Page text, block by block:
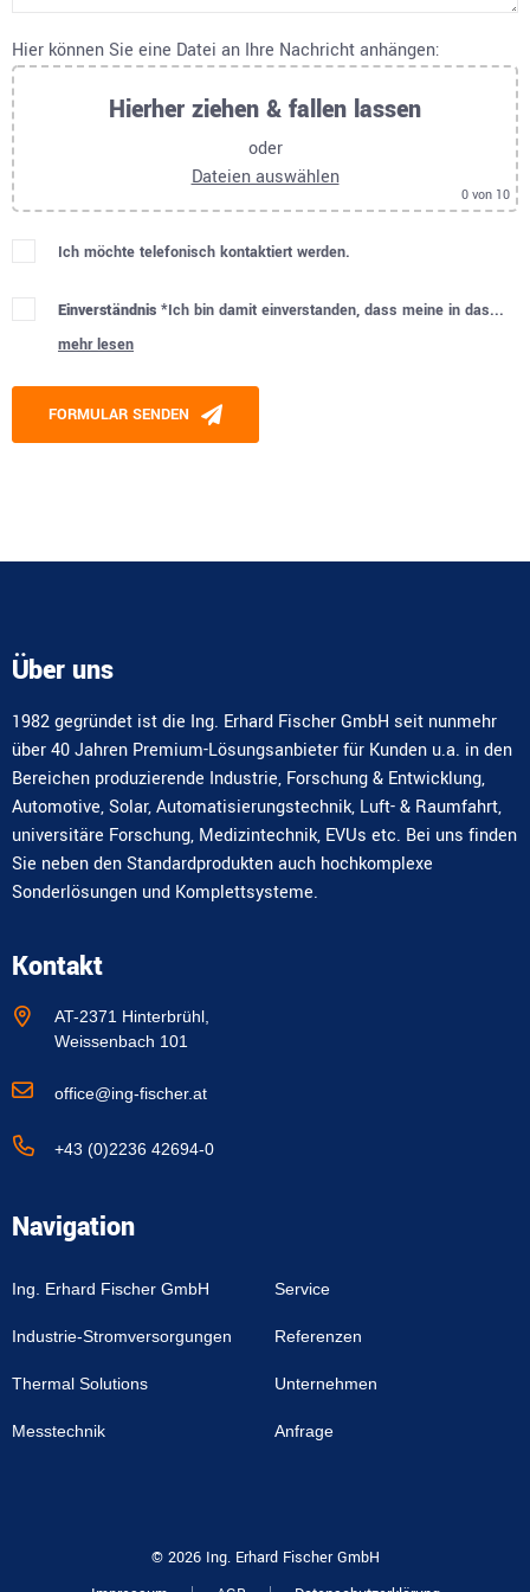
Hier können Sie eine Datei an Ihre Nachricht anhängen:
Hierher ziehen & fallen lassen
oder
Dateien auswählen
0 von 10
Ich möchte telefonisch kontaktiert werden.
Einverständnis *Ich bin damit einverstanden, dass meine in das...
mehr lesen
Please leave this field empty.
FORMULAR SENDEN
Über uns
1982 gegründet ist die Ing. Erhard Fischer GmbH seit nunmehr
über 40 Jahren Premium-Lösungsanbieter für Kunden u.a. in den
Bereichen produzierende Industrie, Forschung & Entwicklung,
Automotive, Solar, Automatisierungstechnik, Luft- & Raumfahrt,
universitäre Forschung, Medizintechnik, EVUs etc. Bei uns finden
Sie neben den Standardprodukten auch hochkomplexe
Sonderlösungen und Komplettsysteme.
Kontakt
AT-2371 Hinterbrühl,
Weissenbach 101
office@ing-fischer.at
+43 (0)2236 42694-0
Navigation
Ing. Erhard Fischer GmbH
Industrie-Stromversorgungen
Thermal Solutions
Messtechnik
Service
Referenzen
Unternehmen
Anfrage
© 2026 Ing. Erhard Fischer GmbH